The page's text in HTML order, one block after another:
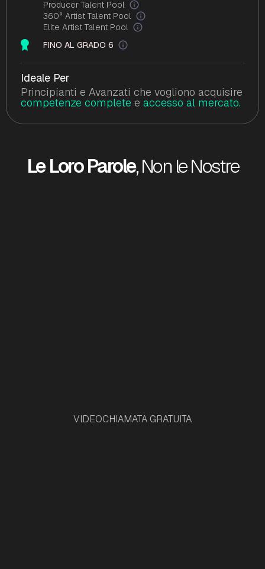
Producer Talent Pool
360° Artist Talent Pool
Elite Artist Talent Pool
FINO AL GRADO 6
Ideale Per
Principianti e Avanzati che vogliono acquisire
competenze complete e accesso al mercato.
Le Loro Parole, Non le Nostre
VIDEOCHIAMATA GRATUITA